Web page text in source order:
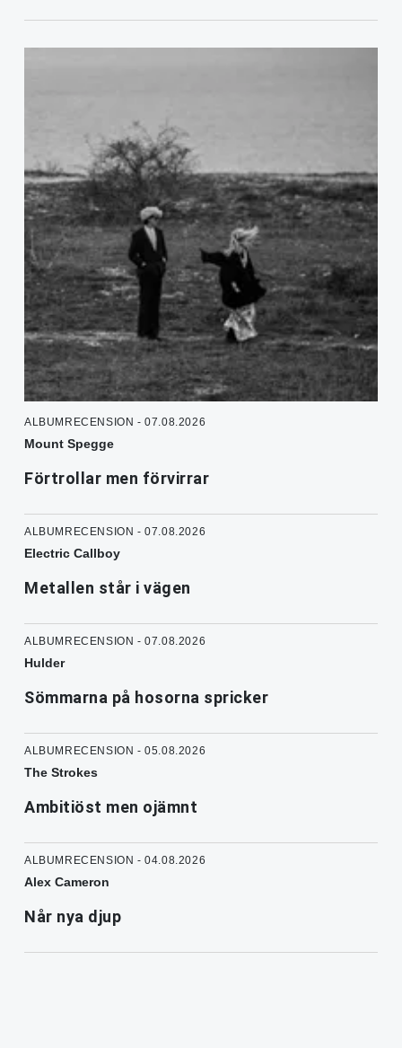
ALBUMRECENSION - 07.08.2026
Mount Spegge
Förtrollar men förvirrar
ALBUMRECENSION - 07.08.2026
Electric Callboy
Metallen står i vägen
ALBUMRECENSION - 07.08.2026
Hulder
Sömmarna på hosorna spricker
ALBUMRECENSION - 05.08.2026
The Strokes
Ambitiöst men ojämnt
ALBUMRECENSION - 04.08.2026
Alex Cameron
Når nya djup